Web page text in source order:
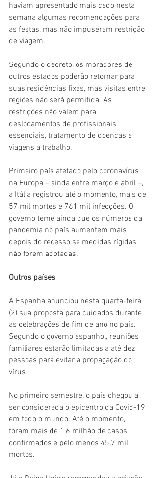
haviam apresentado mais cedo nesta
semana algumas recomendações para
as festas, mas não impuseram restrição
de viagem.
Segundo o decreto, os moradores de
outros estados poderão retornar para
suas residências fixas, mas visitas entre
regiões não será permitida. As
restrições não valem para
deslocamentos de profissionais
essenciais, tratamento de doenças e
viagens a trabalho.
Primeiro país afetado pelo coronavírus
na Europa – ainda entre março e abril –,
a Itália registrou até o momento, mais de
57 mil mortes e 761 mil infecções. O
governo teme ainda que os números da
pandemia no país aumentem mais
depois do recesso se medidas rígidas
não forem adotadas.
Outros países
A Espanha anunciou nesta quarta-feira
(2) sua proposta para cuidados durante
as celebrações de fim de ano no país.
Segundo o governo espanhol, reuniões
familiares estarão limitadas a até dez
pessoas para evitar a propagação do
vírus.
No primeiro semestre, o país chegou a
ser considerada o epicentro da Covid-19
em todo o mundo. Até o momento,
foram mais de 1,6 milhão de casos
confirmados e pelo menos 45,7 mil
mortos.